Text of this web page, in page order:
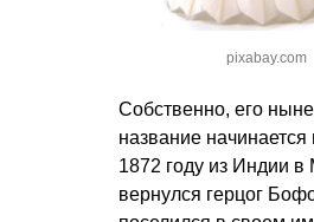
pixabay.com
Собственно, его
название начинается
1872 году из Индии
вернулся герцог